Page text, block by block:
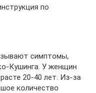
по
симптомы,
Кушинга. У женщин
20-40 лет. Из-за
количество